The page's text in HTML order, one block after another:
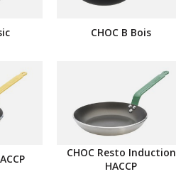
CHOC B Bois
CHOC Resto Induction
HACCP